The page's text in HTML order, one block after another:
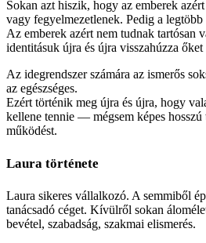
Sokan azt hiszik, hogy az emberek
vagy fegyelmezetlenek. Pedig a legtöbb
Az emberek azért nem tudnak tartósan
identitásuk újra és újra visszahúzza
Az idegrendszer számára az ismerős
az egészséges.
Ezért történik meg újra és újra, hogy
kellene tennie — mégsem képes
működést.
Laura története
Laura sikeres vállalkozó. A semmiből
tanácsadó céget. Kívülről sokan
bevétel, szabadság, szakmai elismerés.